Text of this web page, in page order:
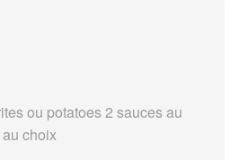
ou potatoes 2 sauces au
choix